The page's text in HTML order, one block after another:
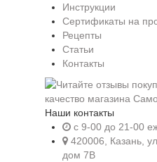
Инструкции
Сертификаты на
Рецепты
Статьи
Контакты
Наши контакты
c 9-00 до 21-00
420006, Казань,
дом 7В